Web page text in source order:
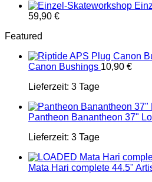
59,90 €
Featured
Canon Bushings 10,90 €
Lieferzeit: 3 Tage
Pantheon Banantheon 37"
Lieferzeit: 3 Tage
Mata Hari complete 44.5"